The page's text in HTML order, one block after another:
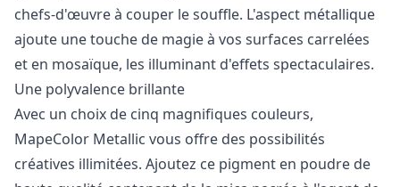
chefs-d'œuvre à couper le souffle. L'aspect métallique
ajoute une touche de magie à vos surfaces carrelées
et en mosaïque, les illuminant d'effets spectaculaires.
Une polyvalence brillante
Avec un choix de cinq magnifiques couleurs,
MapeColor Metallic vous offre des possibilités
créatives illimitées. Ajoutez ce pigment en poudre de